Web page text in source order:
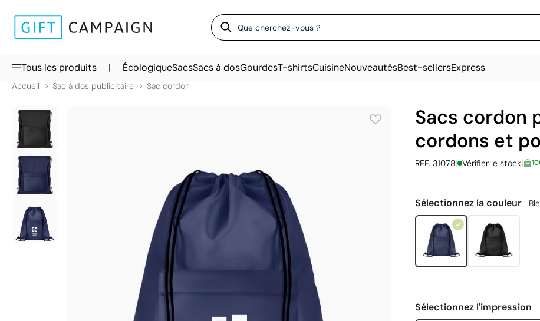
Tous les produits | ÉcologiqueSacsSacs à dosGourdesT-shirtsCuisineNouveautésBest-sellersExpress
Accueil Sac à dos publicitaire Sac cordon
Sacs cordon
cordons et
REF. 31078| Vérifier le stock|
Sélectionnez la couleur
Sélectionnez l'impression